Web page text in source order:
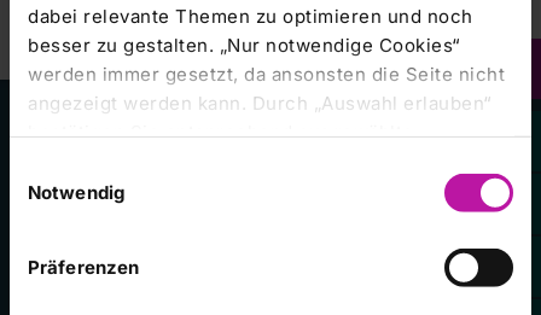
dabei relevante Themen zu optimieren und noch
besser zu gestalten. „Nur notwendige Cookies“
werden immer gesetzt, da ansonsten die Seite nicht
angezeigt werden kann. Durch „Auswahl erlauben“
bestätigen Sie entsprechend ausgewählte
erlauben Sie alle eingesetzten Cookies. Sie können
Ihre
Einstellungen anpassen. Weitere Informationen
finden Sie auch in unserer
Datenschutzerklärung
Notwendig
Präferenzen
Kliniken im Konzern
RHÖN-KLINIKUM Campus Bad Neustadt